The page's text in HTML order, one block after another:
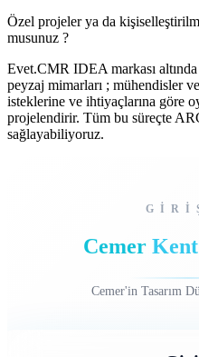
Özel projeler ya da
musunuz ?
Evet.CMR IDEA markası
peyzaj mimarları ; mühendisler ve
isteklerine ve ihtiyaçlarına göre
projelendirir. Tüm bu süreçte
sağlayabiliyoruz.
Cemer
Cemer'in Tasarım